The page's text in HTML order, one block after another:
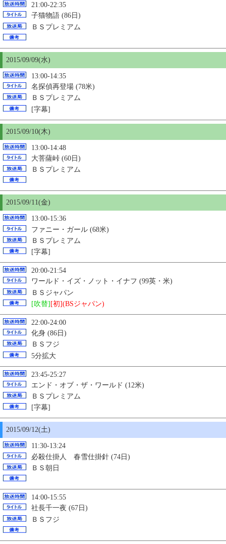
21:00-22:35
子猫物語 (86日)
ＢＳプレミアム
2015/09/09(水)
13:00-14:35
名探偵再登場 (78米)
ＢＳプレミアム
[字幕]
2015/09/10(木)
13:00-14:48
大菩薩峠 (60日)
ＢＳプレミアム
2015/09/11(金)
13:00-15:36
ファニー・ガール (68米)
ＢＳプレミアム
[字幕]
20:00-21:54
ワールド・イズ・ノット・イナフ (99英・米)
ＢＳジャパン
[吹替] [初](BSジャパン)
22:00-24:00
化身 (86日)
ＢＳフジ
5分拡大
23:45-25:27
エンド・オブ・ザ・ワールド (12米)
ＢＳプレミアム
[字幕]
2015/09/12(土)
11:30-13:24
必殺仕掛人 春雪仕掛針 (74日)
ＢＳ朝日
14:00-15:55
社長千一夜 (67日)
ＢＳフジ